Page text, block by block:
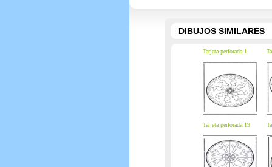
DIBUJOS SIMILARES
Tarjeta perforada 1
Tarjeta perforada 19